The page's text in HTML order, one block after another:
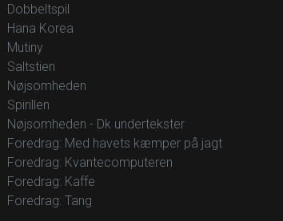
Dobbeltspil
Hana Korea
Mutiny
Saltstien
Nøjsomheden
Spirillen
Nøjsomheden - Dk undertekster
Foredrag: Med havets kæmper på jagt
Foredrag: Kvantecomputeren
Foredrag: Kaffe
Foredrag: Tang